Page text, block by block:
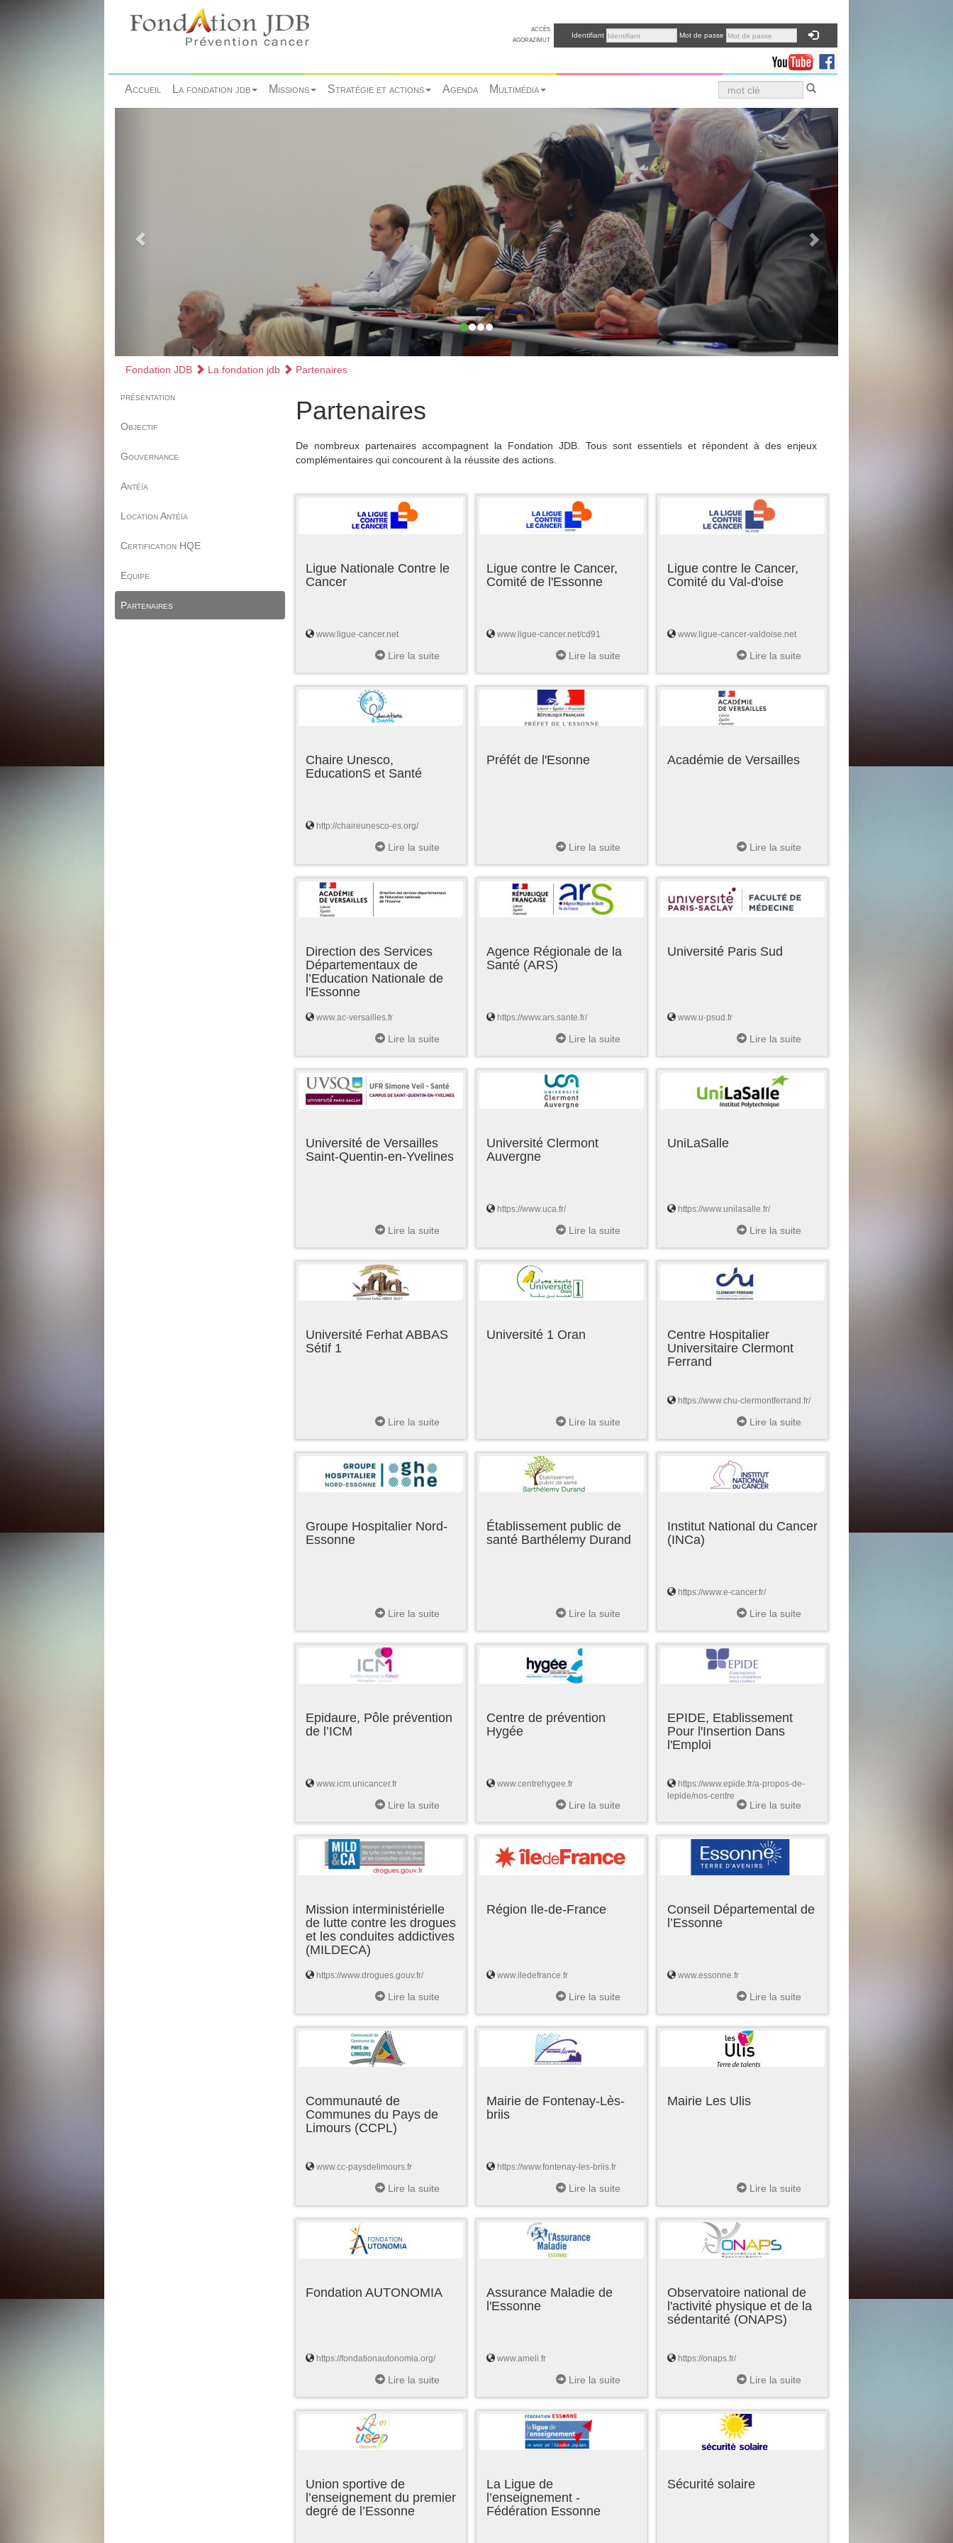
accès
agorazimut
Identifiant Mot de passe
Accueil La fondation jdb Missions Stratégie et actions Agenda Multimédia
Fondation JDB La fondation jdb Partenaires
présentation
Objectif
Gouvernance
Antéïa
Location Antéïa
Certification HQE
Equipe
Partenaires
Partenaires
De nombreux partenaires accompagnent la Fondation JDB. Tous sont essentiels et répondent à des enjeux
complémentaires qui concourent à la réussite des actions.
Ligue Nationale Contre le
Cancer
www.ligue-cancer.net
Lire la suite
Ligue contre le Cancer,
Comité de l'Essonne
www.ligue-cancer.net/cd91
Lire la suite
Ligue contre le Cancer,
Comité du Val-d'oise
www.ligue-cancer-valdoise.net
Lire la suite
Chaire Unesco,
EducationS et Santé
http://chaireunesco-es.org/
Lire la suite
Préfét de l'Esonne
Lire la suite
Académie de Versailles
Lire la suite
Direction des Services
Départementaux de
l’Education Nationale de
l'Essonne
www.ac-versailles.fr
Lire la suite
Agence Régionale de la
Santé (ARS)
https://www.ars.sante.fr/
Lire la suite
Université Paris Sud
www.u-psud.fr
Lire la suite
Université de Versailles
Saint-Quentin-en-Yvelines
Lire la suite
Université Clermont
Auvergne
https://www.uca.fr/
Lire la suite
UniLaSalle
https://www.unilasalle.fr/
Lire la suite
Université Ferhat ABBAS
Sétif 1
Lire la suite
Université 1 Oran
Lire la suite
Centre Hospitalier
Universitaire Clermont
Ferrand
https://www.chu-clermontferrand.fr/
Lire la suite
Groupe Hospitalier Nord-
Essonne
Lire la suite
Établissement public de
santé Barthélemy Durand
Lire la suite
Institut National du Cancer
(INCa)
https://www.e-cancer.fr/
Lire la suite
Epidaure, Pôle prévention
de l’ICM
www.icm.unicancer.fr
Lire la suite
Centre de prévention
Hygée
www.centrehygee.fr
Lire la suite
EPIDE, Etablissement
Pour l'Insertion Dans
l'Emploi
https://www.epide.fr/a-propos-de-
lepide/nos-centre
Lire la suite
Mission interministérielle
de lutte contre les drogues
et les conduites addictives
(MILDECA)
https://www.drogues.gouv.fr/
Lire la suite
Région Ile-de-France
www.iledefrance.fr
Lire la suite
Conseil Départemental de
l’Essonne
www.essonne.fr
Lire la suite
Communauté de
Communes du Pays de
Limours (CCPL)
www.cc-paysdelimours.fr
Lire la suite
Mairie de Fontenay-Lès-
briis
https://www.fontenay-les-briis.fr
Lire la suite
Mairie Les Ulis
Lire la suite
Fondation AUTONOMIA
https://fondationautonomia.org/
Lire la suite
Assurance Maladie de
l'Essonne
www.ameli.fr
Lire la suite
Observatoire national de
l'activité physique et de la
sédentarité (ONAPS)
https://onaps.fr/
Lire la suite
Union sportive de
l’enseignement du premier
degré de l’Essonne
La Ligue de
l’enseignement -
Fédération Essonne
Sécurité solaire